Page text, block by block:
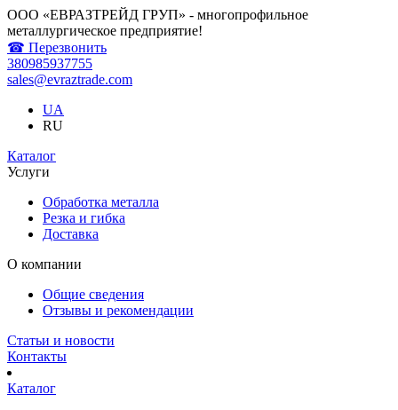
ООО «ЕВРАЗТРЕЙД ГРУП» - многопрофильное
металлургическое предприятие!
☎ Перезвонить
380985937755
sales@evraztrade.com
UA
RU
Каталог
Услуги
Обработка металла
Резка и гибка
Доставка
О компании
Общие сведения
Отзывы и рекомендации
Статьи и новости
Контакты
Каталог